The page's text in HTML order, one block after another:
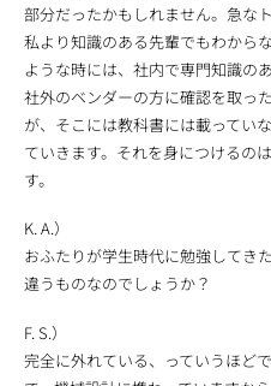
部分だったかもしれません。急な
私より知識のある先輩でもわから
ような時には、社内で専門知識の
社外のベンダーの方に確認を取っ
が、そこには教科書には載ってい
ていきます。それを身につけるの
す。
K. A.）
おふたりが学生時代に勉強してき
違うものなのでしょうか？
F. S.）
完全に外れている、っていうほど